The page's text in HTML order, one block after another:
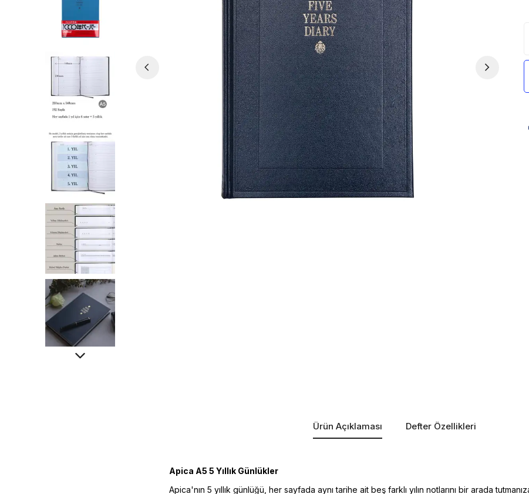
Ürün Açıklaması Defter Özellikleri
Apica A5 5 Yıllık Günlükler
Apica'nın 5 yıllık günlüğü, her sayfada aynı tarihe ait beş farklı yılın notlarını bir arada